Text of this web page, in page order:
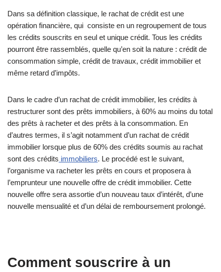
Dans sa définition classique, le rachat de crédit est une
opération financière, qui consiste en un regroupement de tous
les crédits souscrits en seul et unique crédit. Tous les crédits
pourront être rassemblés, quelle qu’en soit la nature : crédit de
consommation simple, crédit de travaux, crédit immobilier et
même retard d’impôts.
Dans le cadre d’un rachat de crédit immobilier, les crédits à
restructurer sont des prêts immobiliers, à 60% au moins du total
des prêts à racheter et des prêts à la consommation. En
d’autres termes, il s’agit notamment d’un rachat de crédit
immobilier lorsque plus de 60% des crédits soumis au rachat
sont des crédits immobiliers. Le procédé est le suivant,
l’organisme va racheter les prêts en cours et proposera à
l’emprunteur une nouvelle offre de crédit immobilier. Cette
nouvelle offre sera assortie d’un nouveau taux d’intérêt, d’une
nouvelle mensualité et d’un délai de remboursement prolongé.
Comment souscrire à un